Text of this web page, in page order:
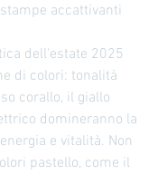
accattivanti
dell'estate 2025
di colori: tonalità
corallo, il giallo
domineranno la
e vitalità. Non
pastello, come il